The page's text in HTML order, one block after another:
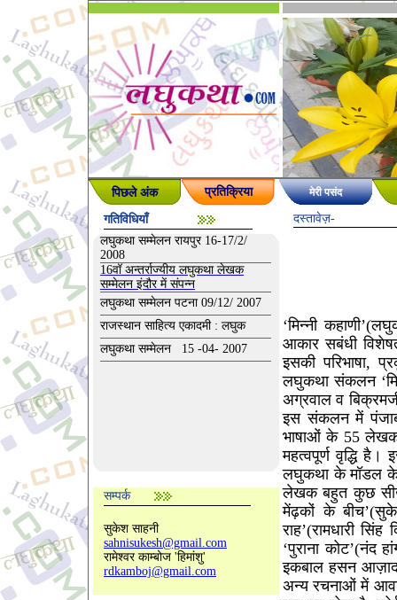
पिछले अंक प्रतिक्रिया मेरी पसंद
गतिविधियाँ
लघुकथा सम्मेलन रायपुर 16-17/2/
2008
16वॉ अन्तर्राज्यीय लघुकथा लेखक
सम्मेलन इंदौर में संपन्न
लघुकथा सम्मेलन पटना 09/12/ 2007
राजस्थान साहित्य एकादमी : लघुक
लघुकथा सम्मेलन 15 -04- 2007
सम्पर्क
सुकेश साहनी
sahnisukesh@gmail.com
रामेश्वर काम्बोज 'हिमांशु'
rdkamboj@gmail.com
दस्तावेज़-
‘मिन्नी
आकार सबंधी
इसकी परिभाषा,
लघुकथा संकलन
अग्रवाल व
इस संकलन में
भाषाओं के 55
महत्वपूर्ण वृद्धि
लघुकथा के मॉडल के
लेखक बहुत कुछ सीख
मेंढ़कों के
राह’(रामधारी
‘पुराना कोट’(नंद
इकबाल हसन
अन्य रचनाओं में